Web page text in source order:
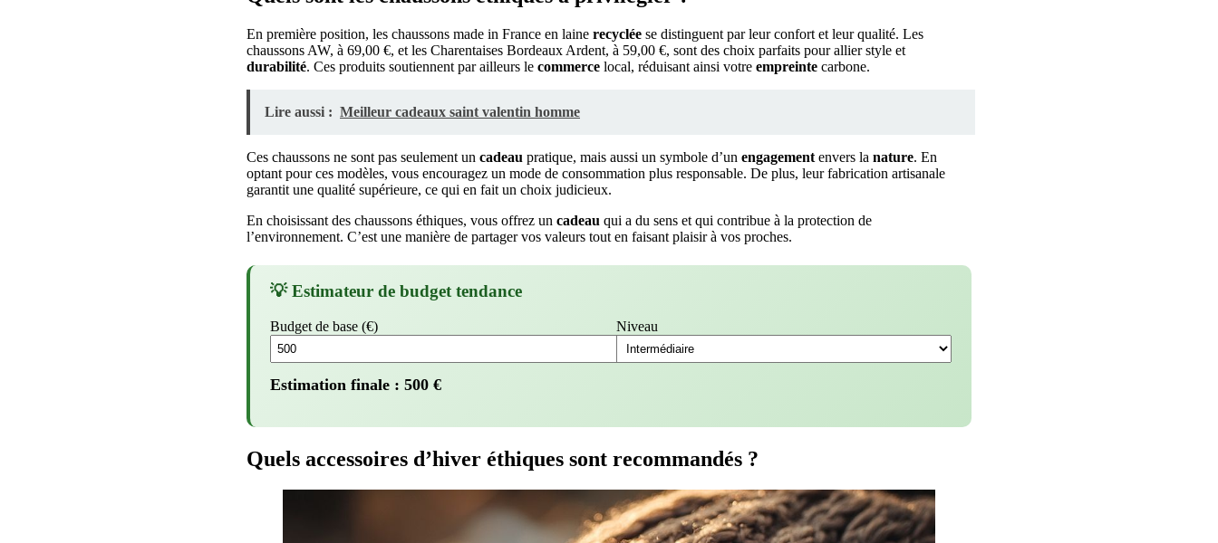
En première position, les chaussons made in France en laine recyclée se distinguent par leur confort et leur qualité. Les
chaussons AW, à 69,00 €, et les Charentaises Bordeaux Ardent, à 59,00 €, sont des choix parfaits pour allier style et
durabilité. Ces produits soutiennent par ailleurs le commerce local, réduisant ainsi votre empreinte carbone.
Lire aussi : Meilleur cadeaux saint valentin homme
Ces chaussons ne sont pas seulement un cadeau pratique, mais aussi un symbole d’un engagement envers la nature. En
optant pour ces modèles, vous encouragez un mode de consommation plus responsable. De plus, leur fabrication artisanale
garantit une qualité supérieure, ce qui en fait un choix judicieux.
En choisissant des chaussons éthiques, vous offrez un cadeau qui a du sens et qui contribue à la protection de
l’environnement. C’est une manière de partager vos valeurs tout en faisant plaisir à vos proches.
💡 Estimateur de budget tendance
Budget de base (€) Niveau
Estimation finale : 500 €
Quels accessoires d’hiver éthiques sont recommandés ?